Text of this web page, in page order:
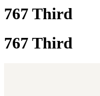
767 Third
767 Third